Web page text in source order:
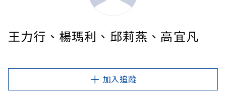
王力行、楊瑪利、邱莉燕、高宜凡
加入追蹤